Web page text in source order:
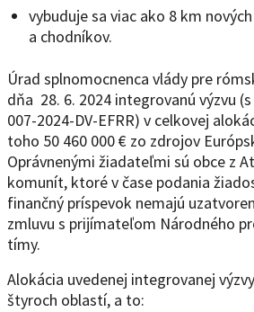
vybuduje sa viac ako 8 km
a chodníkov.
Úrad splnomocnenca vlády pre
dňa 28. 6. 2024 integrovanú výzvu
007-2024-DV-EFRR) v celkovej
toho 50 460 000 € zo zdrojov
Oprávnenými žiadateľmi sú obce z
komunít, ktoré v čase podania
finančný príspevok nemajú
zmluvu s prijímateľom Národného
tímy.
Alokácia uvedenej integrovanej
štyroch oblastí, a to: